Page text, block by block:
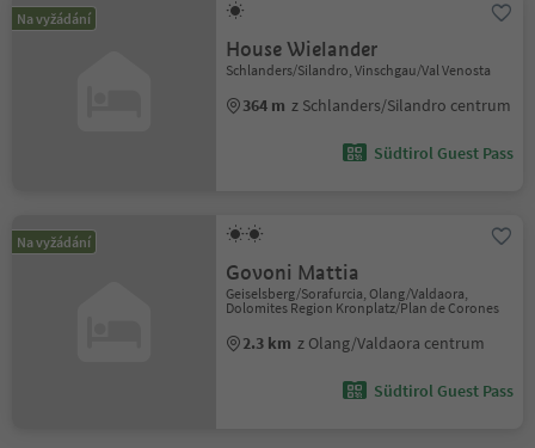
Na vyžádání
House Wielander
Schlanders/Silandro, Vinschgau/Val Venosta
364 m z Schlanders/Silandro centrum
Südtirol Guest Pass
Na vyžádání
Govoni Mattia
Geiselsberg/Sorafurcia, Olang/Valdaora,
Dolomites Region Kronplatz/Plan de Corones
2.3 km z Olang/Valdaora centrum
Südtirol Guest Pass